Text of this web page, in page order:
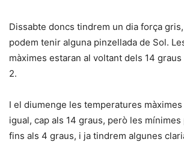
Dissabte doncs tindrem un dia força
podem tenir alguna pinzellada de Sol.
màximes estaran al voltant dels 14
2.
I el diumenge les temperatures
igual, cap als 14 graus, però les mínimes
fins als 4 graus, i ja tindrem algunes